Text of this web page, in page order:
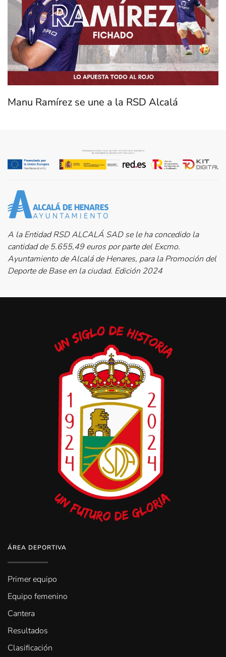
Manu Ramírez se une a la RSD Alcalá
A la Entidad RSD ALCALÁ SAD se le ha concedido la
cantidad de 5.655,49 euros por parte del Excmo.
Ayuntamiento de Alcalá de Henares, para la Promoción del
Deporte de Base en la ciudad. Edición 2024
ÁREA DEPORTIVA
Primer equipo
Equipo femenino
Cantera
Resultados
Clasificación